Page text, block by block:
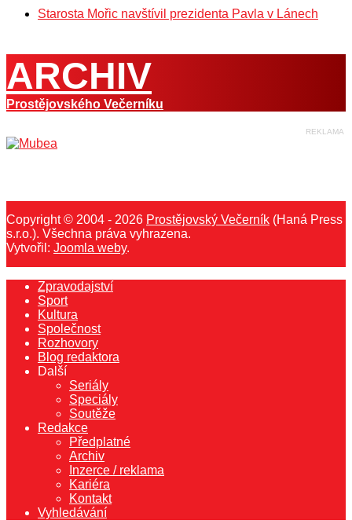
Starosta Mořic navštívil prezidenta Pavla v Lánech
ARCHIV
Prostějovského Večerníku
Copyright © 2004 - 2026 Prostějovský Večerník (Haná Press
s.r.o.). Všechna práva vyhrazena.
Vytvořil: Joomla weby.
Zpravodajství
Sport
Kultura
Společnost
Rozhovory
Blog redaktora
Další
Seriály
Speciály
Soutěže
Redakce
Předplatné
Archiv
Inzerce / reklama
Kariéra
Kontakt
Vyhledávání